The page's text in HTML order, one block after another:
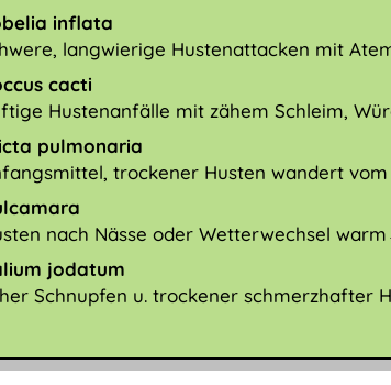
inflata
langwierige Hustenattacken mit
cacti
Hustenanfälle mit zähem Schleim,
pulmonaria
trockener Husten wandert
nach Nässe oder Wetterwechsel
jodatum
Schnupfen u. trockener schmerzhafter